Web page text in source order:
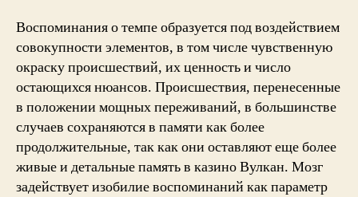
Воспоминания о темпе образуется под воздействием
совокупности элементов, в том числе чувственную
окраску происшествий, их ценность и число
остающихся нюансов. Происшествия, перенесенные
в положении мощных переживаний, в большинстве
случаев сохраняются в памяти как более
продолжительные, так как они оставляют еще более
живые и детальные память в казино Вулкан. Мозг
задействует изобилие воспоминаний как параметр